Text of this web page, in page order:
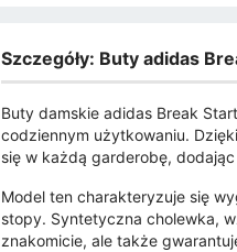
Szczegóły: Buty adidas
Buty damskie adidas Break
codziennym użytkowaniu.
się w każdą garderobę,
Model ten charakteryzuje się
stopy. Syntetyczna cholewka,
znakomicie, ale także